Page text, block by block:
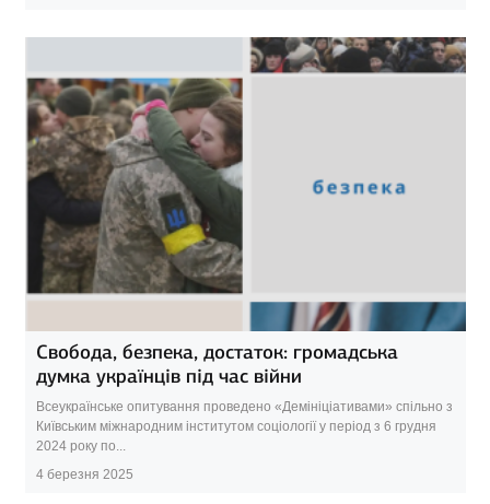
Свобода, безпека, достаток: громадська
думка українців під час війни
Всеукраїнське опитування проведено «Демініціативами» спільно з
Київським міжнародним інститутом соціології у період з 6 грудня
2024 року по...
4 березня 2025